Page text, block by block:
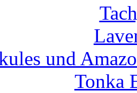
und
Tonka